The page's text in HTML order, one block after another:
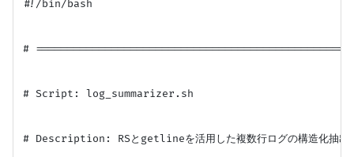
#!/bin/bash
#
# Script: log_summarizer.sh
# Description: RSとgetlineを活用した複数行ログの構造化抽出